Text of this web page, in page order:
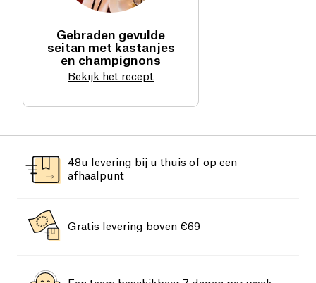
Gebraden gevulde
seitan met kastanjes
en champignons
Bekijk het recept
48u levering bij u thuis of op een
afhaalpunt
Gratis levering boven €69